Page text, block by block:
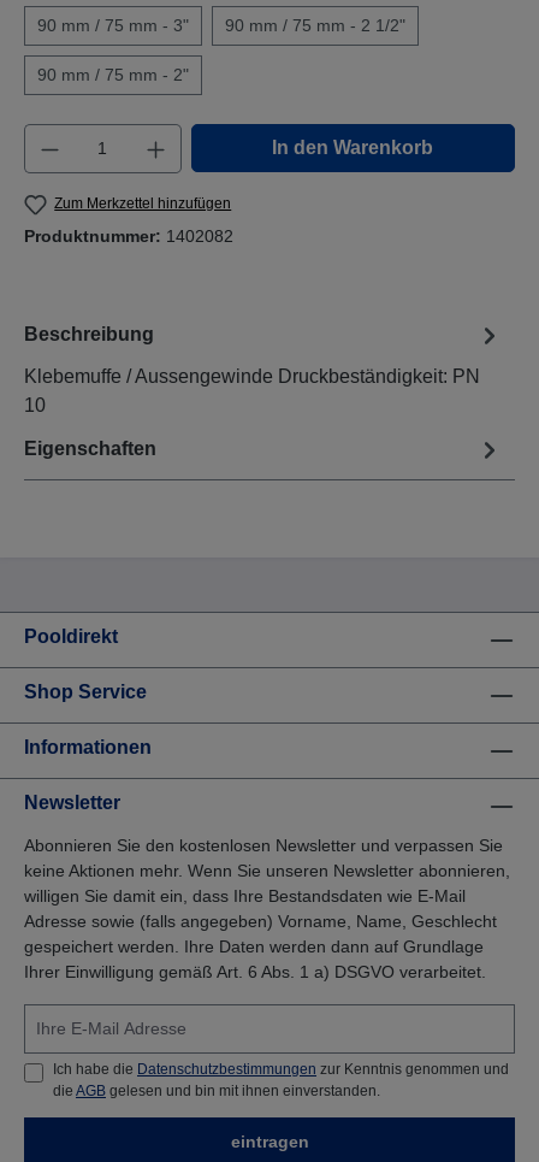
90 mm / 75 mm - 3" 90 mm / 75 mm - 2 1/2"
90 mm / 75 mm - 2"
Produkt Anzahl: Gib den gewünschten
In den Warenkorb
Zum Merkzettel hinzufügen
Produktnummer: 1402082
Beschreibung
Klebemuffe / Aussengewinde Druckbeständigkeit: PN
10
Eigenschaften
Pooldirekt
Shop Service
Informationen
Newsletter
Abonnieren Sie den kostenlosen Newsletter und verpassen Sie
keine Aktionen mehr. Wenn Sie unseren Newsletter abonnieren,
willigen Sie damit ein, dass Ihre Bestandsdaten wie E-Mail
Adresse sowie (falls angegeben) Vorname, Name, Geschlecht
gespeichert werden. Ihre Daten werden dann auf Grundlage
Ihrer Einwilligung gemäß Art. 6 Abs. 1 a) DSGVO verarbeitet.
Ich habe die Datenschutzbestimmungen zur Kenntnis genommen und
die AGB gelesen und bin mit ihnen einverstanden.
eintragen